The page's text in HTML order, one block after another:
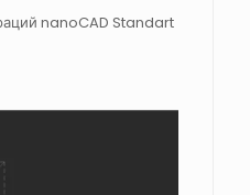
nanoCAD Standart